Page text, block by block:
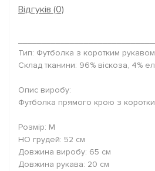
Відгуків (0)
Тип: Футболка з коротким рукавом
Склад тканини: 96% віскоза, 4%
Опис виробу:
Футболка прямого крою з
Розмір: M
НО грудей: 52 см
Довжина виробу: 65 см
Довжина рукава: 20 см